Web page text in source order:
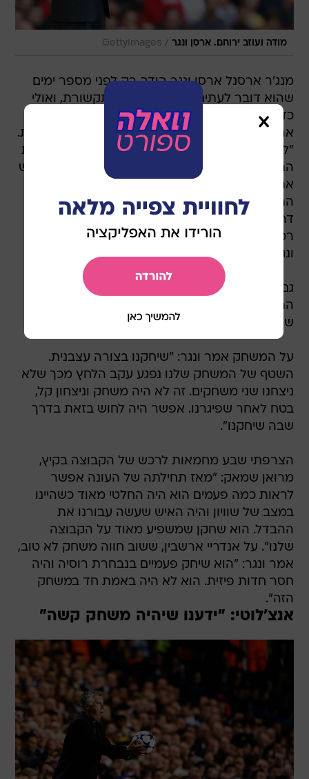
מודה ועוזב ירוחם. ארסן ונגר /
GettyImages
מנג'ר ארסנל ארסן ונגר הודה רק לפני מספר ימים
שהוא דובר לעתים לא אמת בפני התקשורת, ואולי
כדי לכפר על חטא התוודה המנג'ר הצרפתי של
ארסנל לאחר הניצחון 1:2 על בירמינגהאם באמירויות.
"לג'ק ווילשייר הגיע כרטיס אדום", אמר ונגר בעקבות
התאקל של שחקן התותחנים על ניקולה זיגיץ', שכבש
את שער היתרון של הכחולים. "הוא החמיץ את
התאקל". כנראה שהפציעות החמורות של אדוארדו
דה סילבה, אקס הקבוצה ששבר את הרגל, וארון
רמזי, שעדיין לא חזר מהפציעה, עשו את שלהן אצל
ונגר.
גם מנג'ר בירמינגהאם אלכס מקליש זעם בעקבות
התיקול: "זו הייתה עבירה גסה. לזיגיץ' היה מזל רב
שהוא לא נפצע באופן חמור מכך".
על המשחק אמר ונגר: "שיחקנו בצורה עצבנית.
השטף של המשחק שלנו נפגע עקב הלחץ מכך שלא
ניצחנו שני משחקים. זה לא היה משחק וניצחון קל,
בטח לאחר שפיגרנו. אפשר היה לחוש בזאת בדרך
שבה שיחקנו".
הצרפתי שבע מחמאות לרכש של הקבוצה בקיץ,
מרואן שמאק: "מאז תחילתה של העונה אפשר
לראות כמה פעמים הוא היה החלטי מאוד כשהיינו
במצב של שוויון והיה האיש שעשה עבורנו את
ההבדל. הוא שחקן שמשפיע מאוד על הקבוצה
שלנו". על אנדריי ארשבין, ששוב חווה משחק לא טוב,
אמר ונגר: "הוא שיחק פעמיים בנבחרת רוסיה והיה
חסר חדות פיזית. הוא לא היה באמת חד במשחק
הזה".
אנצ'לוטי: "ידענו שיהיה משחק קשה"